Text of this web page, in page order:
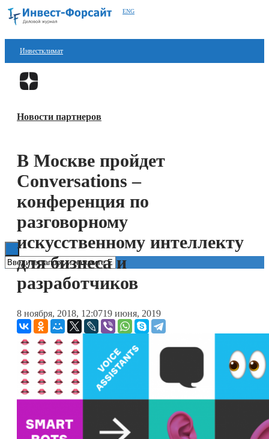
ENG
Инвестклимат
Финансы
Блокчейн
Книги
Новости партнеров
В Москве пройдет
Conversations –
конференция по
разговорному
искусственному интеллекту
для бизнеса и
разработчиков
8 ноября, 2018, 12:0719 июня, 2019